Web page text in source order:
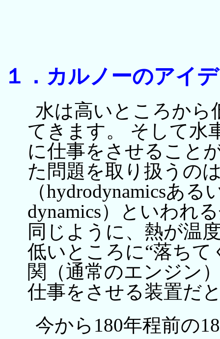
１．カルノーのアイ
水は高いところから
てきます。 そして水
に仕事をさせること
た問題を取り扱うの
（hydrodynamicsあ
dynamics）といわれ
同じように、熱が温
低いところに“落ちて
関（通常のエンジン
仕事をさせる装置だ
今から180年程前の